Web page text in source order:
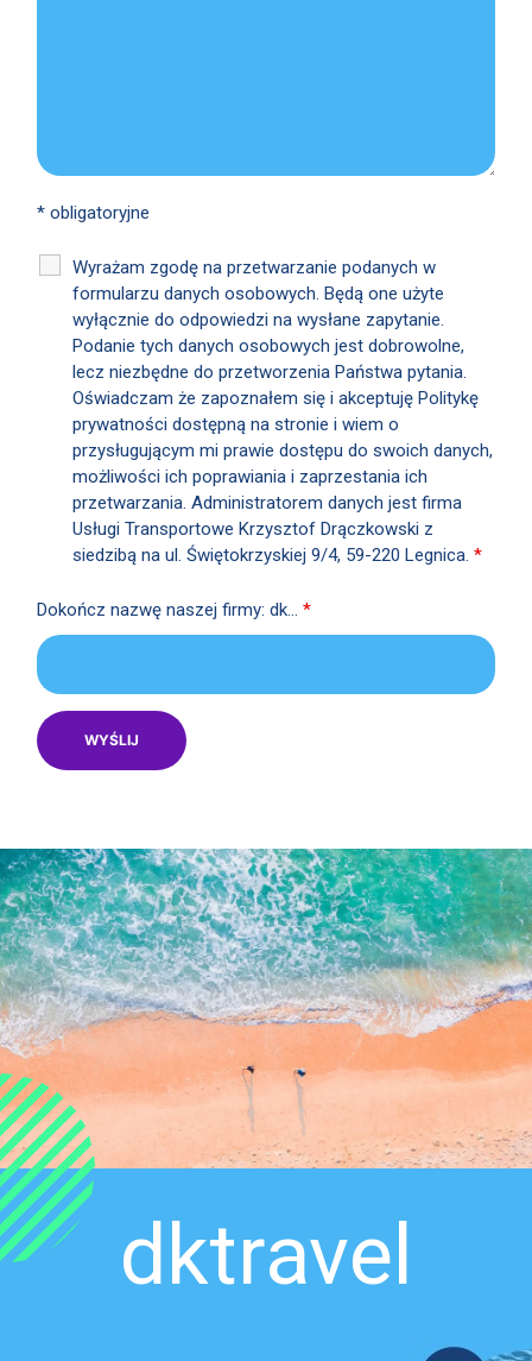
* obligatoryjne
Wyrażam zgodę na przetwarzanie podanych w
formularzu danych osobowych. Będą one użyte
wyłącznie do odpowiedzi na wysłane zapytanie.
Podanie tych danych osobowych jest dobrowolne,
lecz niezbędne do przetworzenia Państwa pytania.
Oświadczam że zapoznałem się i akceptuję Politykę
prywatności dostępną na stronie i wiem o
przysługującym mi prawie dostępu do swoich danych,
możliwości ich poprawiania i zaprzestania ich
przetwarzania. Administratorem danych jest firma
Usługi Transportowe Krzysztof Drączkowski z
siedzibą na ul. Świętokrzyskiej 9/4, 59-220 Legnica.*
Dokończ nazwę naszej firmy: dk...*
dktravel